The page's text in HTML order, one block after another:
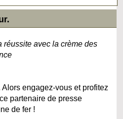
réussite avec la crème des
engagez-vous et profitez
partenaire de presse
de fer !